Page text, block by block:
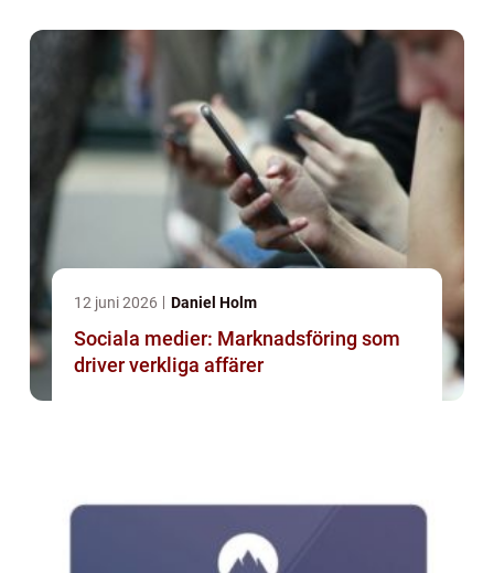
12 juni 2026 Daniel Holm
Sociala medier: Marknadsföring som
driver verkliga affärer